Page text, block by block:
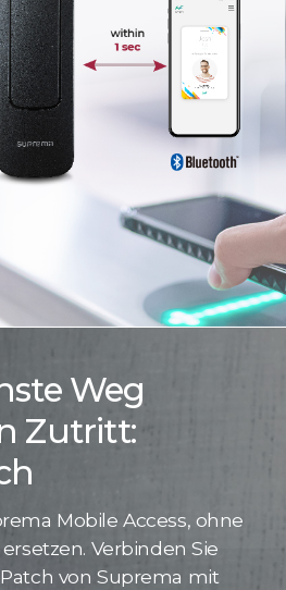
Weg
Zutritt:
Mobile Access, ohne
Verbinden Sie
von Suprema mit